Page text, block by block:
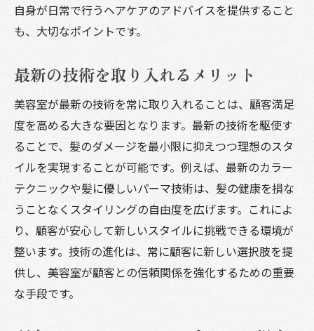
自身が日常で行うヘアケアのアドバイスを提供すること
も、大切なポイントです。
最新の技術を取り入れるメリット
美容室が最新の技術を常に取り入れることは、顧客満足
度を高める大きな要因となります。最新の技術を駆使す
ることで、髪のダメージを最小限に抑えつつ理想のスタ
イルを実現することが可能です。例えば、最新のカラー
テクニックや髪に優しいパーマ技術は、髪の健康を損な
うことなくスタイリングの自由度を広げます。これによ
り、顧客が安心して新しいスタイルに挑戦できる環境が
整います。技術の進化は、常に顧客に新しい選択肢を提
供し、美容室が顧客との信頼関係を強化するための重要
な手段です。